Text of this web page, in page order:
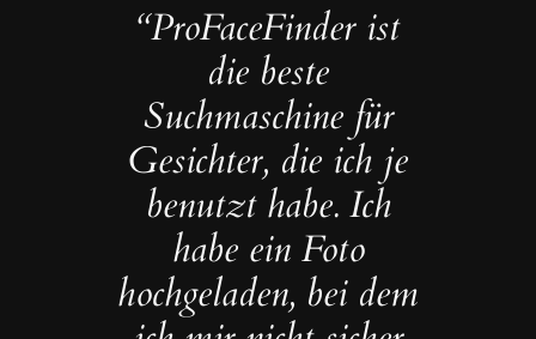
“ProFaceFinder ist
die beste
Suchmaschine für
Gesichter, die ich je
benutzt habe. Ich
habe ein Foto
hochgeladen, bei dem